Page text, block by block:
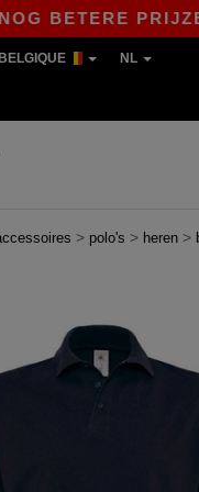
PRIJZEN
BELGIQUE NL
> polo's > heren >